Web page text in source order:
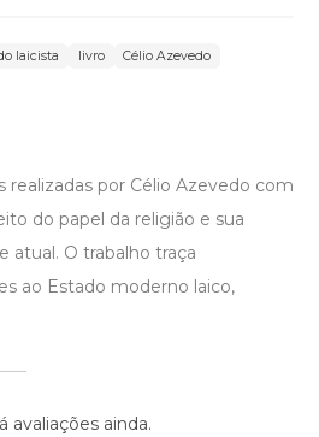
laicista livro Célio Azevedo
realizadas por Célio Azevedo com
do papel da religião e sua
atual. O trabalho traça
ao Estado moderno laico,
avaliações ainda.